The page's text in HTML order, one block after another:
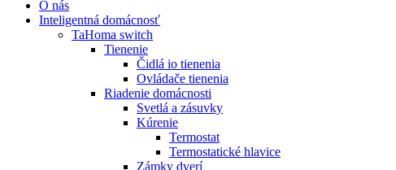
O nás
Inteligentná domácnosť
TaHoma switch
Tienenie
Čidlá io tienenia
Ovládače tienenia
Riadenie domácnosti
Svetlá a zásuvky
Kúrenie
Termostat
Termostatické hlavice
Zámky dverí